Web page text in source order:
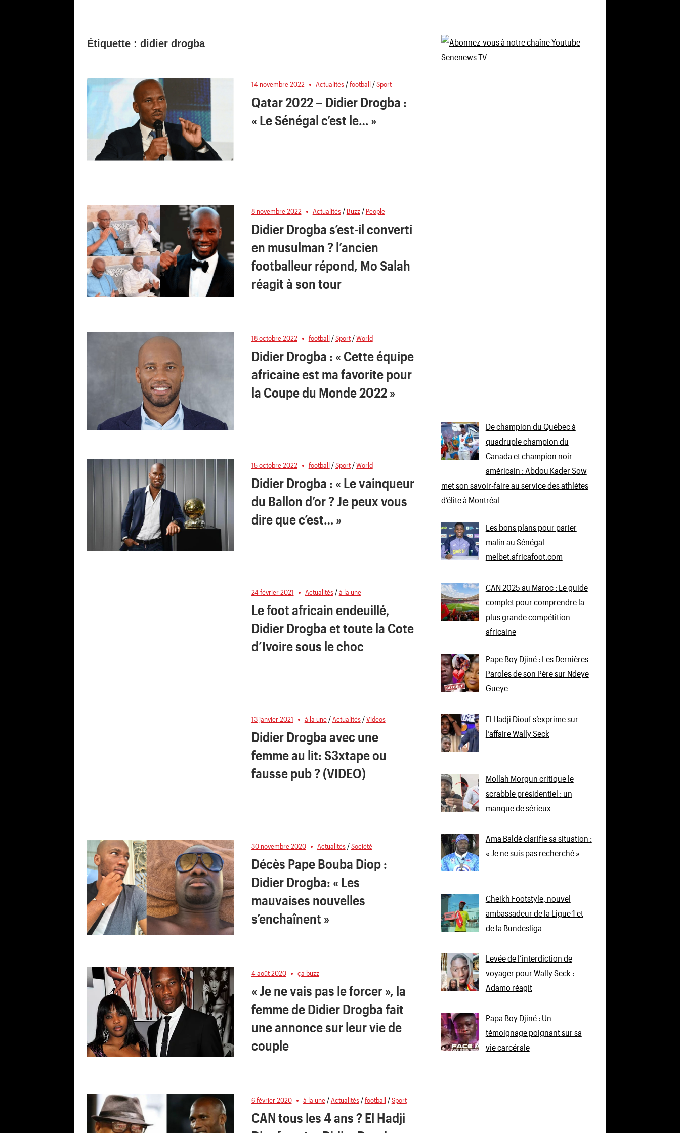
Étiquette : didier drogba
14 novembre 2022 Actualités/football/Sport
Qatar 2022 – Didier Drogba :
« Le Sénégal c’est le… »
8 novembre 2022 Actualités/ Buzz/ People
Didier Drogba s’est-il converti
en musulman ? l’ancien
footballeur répond, Mo Salah
réagit à son tour
18 octobre 2022 football/Sport/World
Didier Drogba : « Cette équipe
africaine est ma favorite pour
la Coupe du Monde 2022 »
15 octobre 2022 football/Sport/World
Didier Drogba : « Le vainqueur
du Ballon d’or ? Je peux vous
dire que c’est… »
24 février 2021 Actualités/à la une
Le foot africain endeuillé,
Didier Drogba et toute la Cote
d’Ivoire sous le choc
13 janvier 2021 à la une/Actualités/Videos
Didier Drogba avec une
femme au lit: S3xtape ou
fausse pub ? (VIDEO)
30 novembre 2020 Actualités/Société
Décès Pape Bouba Diop :
Didier Drogba: « Les
mauvaises nouvelles
s’enchaînent »
4 août 2020 ça buzz
« Je ne vais pas le forcer », la
femme de Didier Drogba fait
une annonce sur leur vie de
couple
6 février 2020 à la une/Actualités/football/Sport
CAN tous les 4 ans ? El Hadji
De champion du Québec à
quadruple champion du
Canada et champion noir
américain : Abdou Kader Sow
met son savoir-faire au service des athlètes
d’élite à Montréal
Les bons plans pour parier
malin au Sénégal –
melbet.africafoot.com
CAN 2025 au Maroc : Le guide
complet pour comprendre la
plus grande compétition
africaine
Pape Boy Djiné : Les Dernières
Paroles de son Père sur Ndeye
Gueye
El Hadji Diouf s’exprime sur
l’affaire Wally Seck
Mollah Morgun critique le
scrabble présidentiel : un
manque de sérieux
Ama Baldé clarifie sa situation :
« Je ne suis pas recherché »
Cheikh Footstyle, nouvel
ambassadeur de la Ligue 1 et
de la Bundesliga
Levée de l’interdiction de
voyager pour Wally Seck :
Adamo réagit
Papa Boy Djiné : Un
témoignage poignant sur sa
vie carcérale